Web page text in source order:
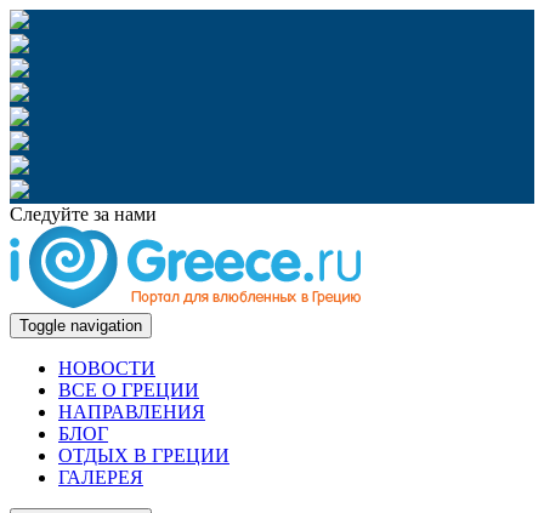
Следуйте за нами
Toggle navigation
НОВОСТИ
ВСЕ О ГРЕЦИИ
НАПРАВЛЕНИЯ
БЛОГ
ОТДЫХ В ГРЕЦИИ
ГАЛЕРЕЯ